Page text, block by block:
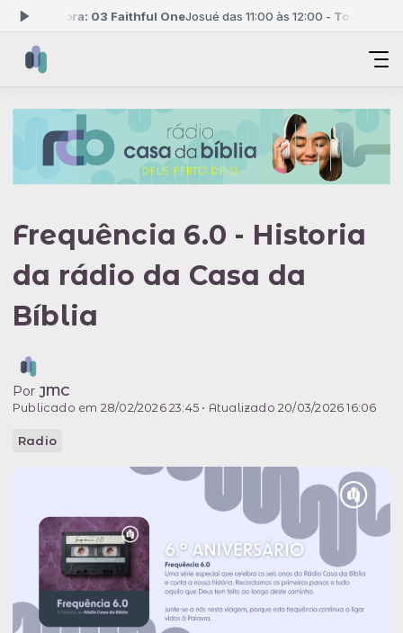
agora: 03 Faithful OneJosué das 11:00 às 12:00 -Tocando
Frequência 6.0 - Historia
da rádio da Casa da
Bíblia
Por JMC
Publicado em 28/02/2026 23:45 • Atualizado 20/03/2026 16:06
Radio